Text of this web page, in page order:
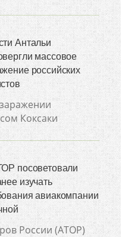
Антальи
массовое
российских
Коксаки
посоветовали
изучать
авиакомпании
России (АТОР)